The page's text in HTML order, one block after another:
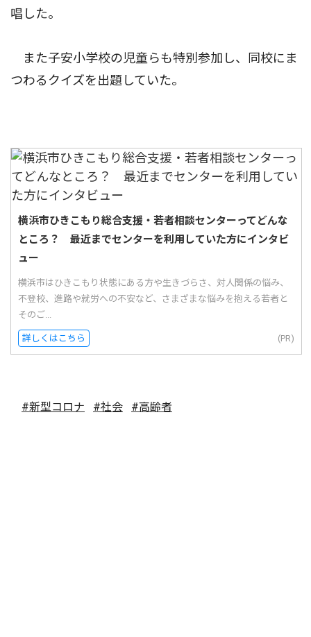
唱した。
また子安小学校の児童らも特別参加し、同校にま
つわるクイズを出題していた。
横浜市ひきこもり総合支援・若者相談センターってどんな
ところ？ 最近までセンターを利用していた方にインタビ
ュー
横浜市はひきこもり状態にある方や生きづらさ、対人関係の悩み、
不登校、進路や就労への不安など、さまざまな悩みを抱える若者と
そのご...
詳しくはこちら (PR)
#新型コロナ #社会 #高齢者